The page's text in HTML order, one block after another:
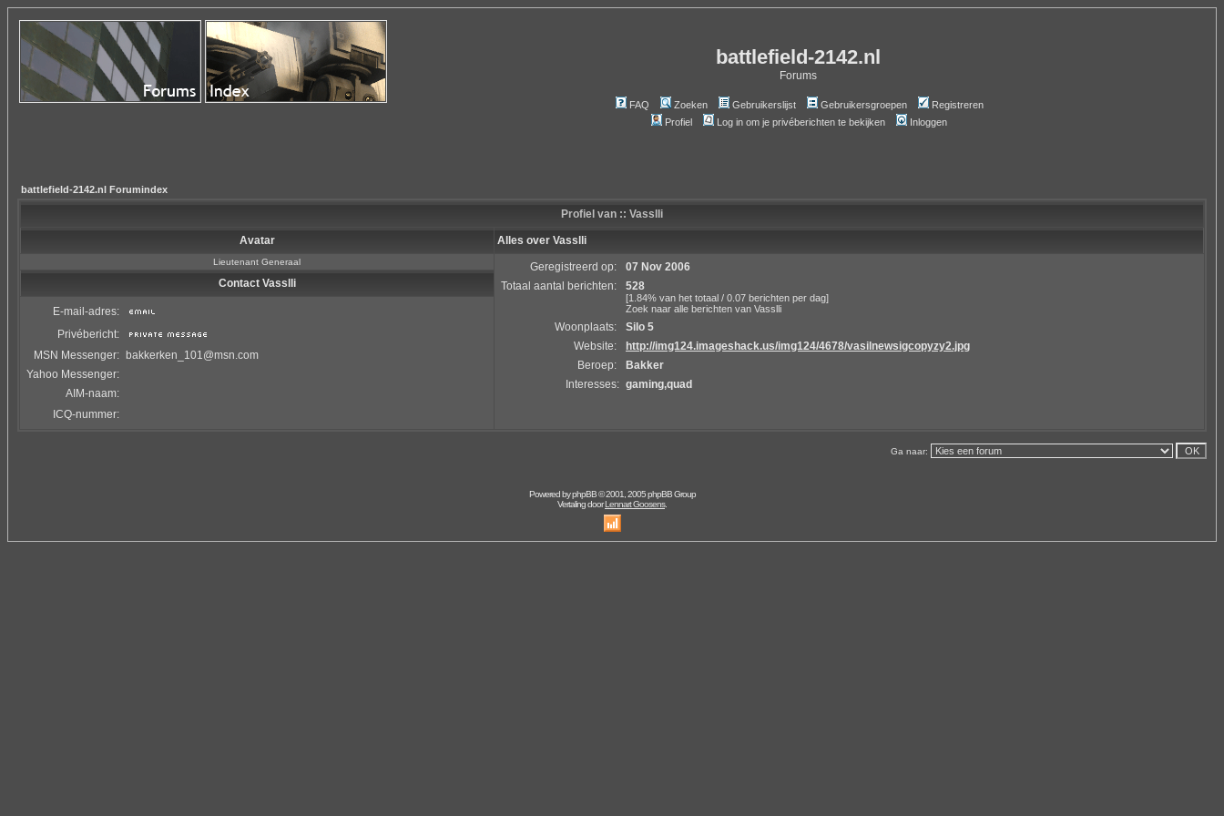
battlefield-2142.nl
Forums
FAQ Zoeken Gebruikerslijst Gebruikersgroepen
Registreren
Profiel
Log in om je privéberichten te bekijken Inloggen
battlefield-2142.nl Forumindex
Profiel van :: Vasslli
Avatar Alles over Vasslli
Lieutenant Generaal Geregistreerd op:
07 Nov 2006
Totaal aantal berichten:
528
[1.84% van het totaal / 0.07 berichten per dag]
Zoek naar alle berichten van Vasslli
Woonplaats:
Silo 5
Website:
http://img124.imageshack.us/img124/4678/vasilnewsigcopyzy2.jpg
Beroep:
Bakker
Interesses: gaming,quad
Contact Vasslli
E-mail-adres:
Privébericht:
MSN Messenger: bakkerken_101@msn.com
Yahoo Messenger:
AIM-naam:
ICQ-nummer:
Ga naar:
Powered byphpBB© 2001, 2005 phpBB Group
Vertaling doorLennart Goosens.